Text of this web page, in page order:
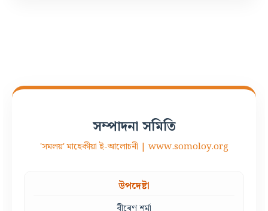
সম্পাদনা সমিতি
'সমলয়' মাহেকীয়া ই-আলোচনী | www.somoloy.org
উপদেষ্টা